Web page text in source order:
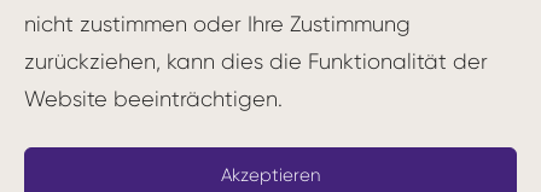
nicht zustimmen oder Ihre Zustimmung
zurückziehen, kann dies die Funktionalität der
Website beeinträchtigen.
Akzeptieren
VUCA steht für:
Volatility (Volatilität): Die
Veränderungen nimmt zu, Trends